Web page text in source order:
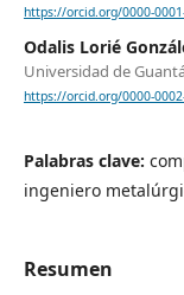
https://orcid.org/0000-
Odalis Lorié
Universidad de
https://orcid.org/0000-
Palabras clave:
ingeniero
Resumen